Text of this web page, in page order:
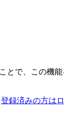
とで、この機
登録済みの方は